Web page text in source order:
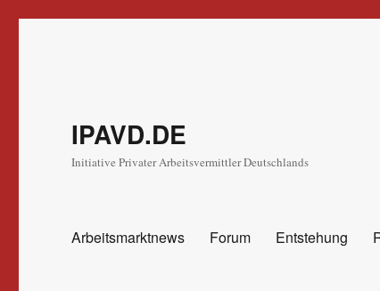
IPAVD.DE
Initiative Privater Arbeitsvermittler Deutschlands
Arbeitsmarktnews Forum Entstehung